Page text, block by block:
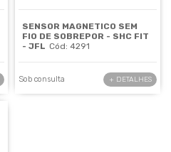
SENSOR MAGNETICO SEM
FIO DE SOBREPOR - SHC FIT
- JFL Cód: 4291
Sob consulta + DETALHES